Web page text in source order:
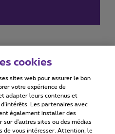
Accessibility statement
cookies
sites web pour assurer le bon
votre expérience de
adapter leurs contenus et
Les partenaires avec
également installer des
sur d'autres sites ou des médias
de vous intéresser. Attention, le